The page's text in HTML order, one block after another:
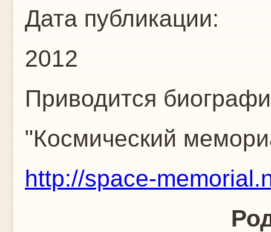
Дата публикации:
2012
Приводится
"Космический
http://space-